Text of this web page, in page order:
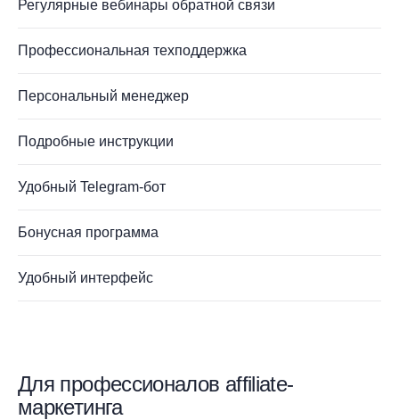
Регулярные вебинары обратной связи
Профессиональная техподдержка
Персональный менеджер
Подробные инструкции
Удобный Telegram-бот
Бонусная программа
Удобный интерфейс
Для профессионалов affiliate-
маркетинга